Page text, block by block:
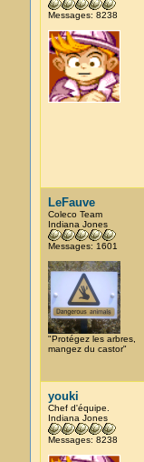
Messages: 8238
LeFauve
Coleco Team
Indiana Jones
Messages: 1601
"Protégez les arbres,
mangez du castor"
youki
Chef d'équipe.
Indiana Jones
Messages: 8238